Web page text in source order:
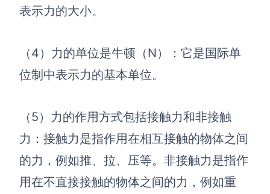
AI生成波特五力模型
AI生成竞品分析
AI生成Grow模型
AI生成AARRR模型
模板社区
表示力的大小。
（4） 力的单位是牛顿（N）： 它是国际单
位制中表示力的基本单位。
（5） 力的作用方式包括接触力和非接触
力： 接触力是指作用在相互接触的物体之间
的力，例如推、拉、压等。非接触力是指作
用在不直接接触的物体之间的力，例如重